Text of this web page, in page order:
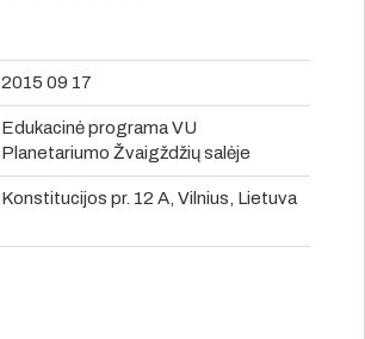
2015 09 17
Edukacinė programa VU
Planetariumo Žvaigždžių salėje
Konstitucijos pr. 12 A, Vilnius, Lietuva